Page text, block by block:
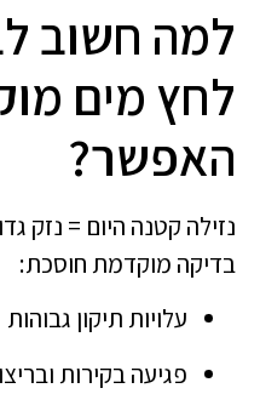
למה חשוב
לחץ מים
האפשר?
נזילה קטנה היום = נזק
בדיקה מוקדמת חוסכת:
עלויות תיקון גבוהות
פגיעה בקירות